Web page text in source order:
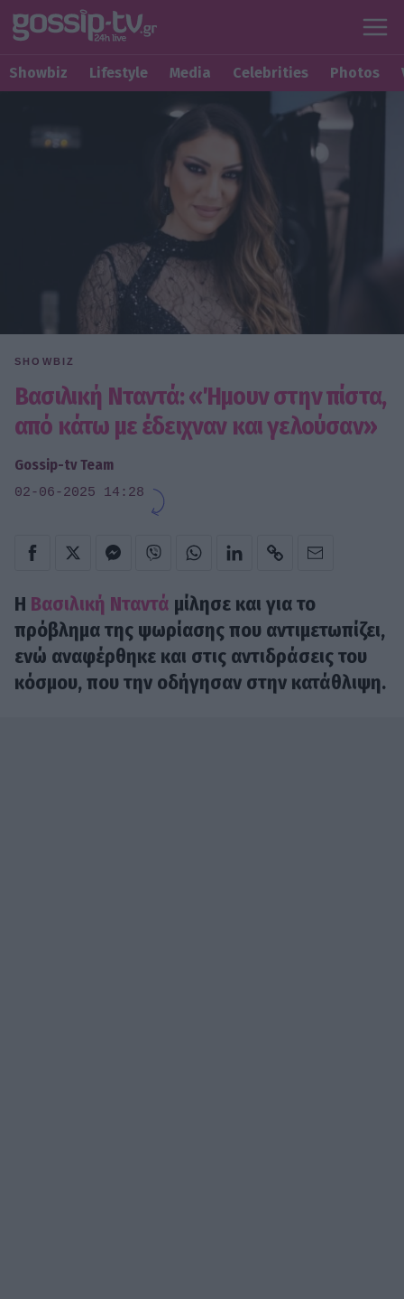
Showbiz Lifestyle Media Celebrities Photos
SHOWBIZ
Βασιλική Νταντά: «Ήμουν στην πίστα,
από κάτω με έδειχναν και γελούσαν»
Gossip-tv Team
02-06-2025 14:28
H Βασιλική Νταντά μίλησε και για το
πρόβλημα της ψωρίασης που αντιμετωπίζει,
ενώ αναφέρθηκε και στις αντιδράσεις του
κόσμου, που την οδήγησαν στην κατάθλιψη.